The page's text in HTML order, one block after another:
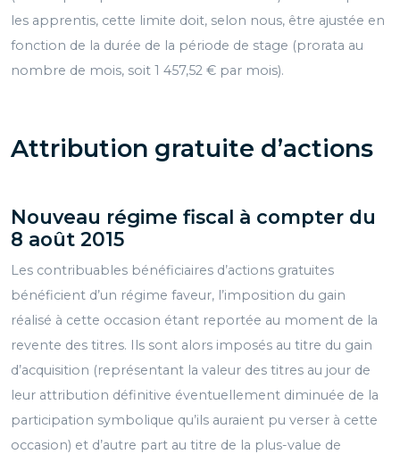
les apprentis, cette limite doit, selon nous, être ajustée en
fonction de la durée de la période de stage (prorata au
nombre de mois, soit 1 457,52 € par mois).
Attribution gratuite d’actions
Nouveau régime fiscal à compter du
8 août 2015
Les contribuables bénéficiaires d’actions gratuites
bénéficient d’un régime faveur, l’imposition du gain
réalisé à cette occasion étant reportée au moment de la
revente des titres. Ils sont alors imposés au titre du gain
d’acquisition (représentant la valeur des titres au jour de
leur attribution définitive éventuellement diminuée de la
participation symbolique qu’ils auraient pu verser à cette
occasion) et d’autre part au titre de la plus-value de